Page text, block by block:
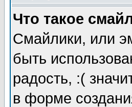
Что такое
Смайлики, или
быть
радость, :(
в форме